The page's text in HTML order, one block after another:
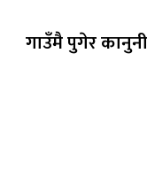
गाउँमै पुगेर